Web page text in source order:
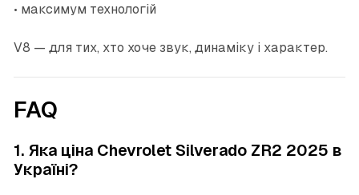
• максимум технологій
V8 — для тих, хто хоче звук, динаміку і характер.
FAQ
1. Яка ціна Chevrolet Silverado ZR2 2025 в
Україні?